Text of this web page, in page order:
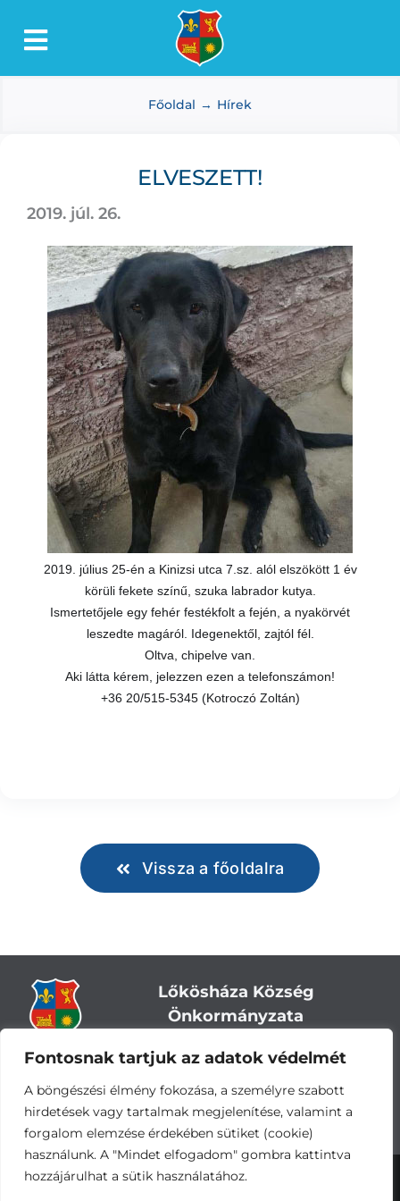
Fontosnak tartjuk az adatok védelmét
A böngészési élmény fokozása, a személyre szabott
hirdetések vagy tartalmak megjelenítése, valamint a
forgalom elemzése érdekében sütiket (cookie)
használunk. A "Mindet elfogadom" gombra kattintva
hozzájárulhat a sütik használatához.
Toggle
Lőkösháza
Dokumentumtár
Média
Választás
Főoldal Hírek
ELVESZETT!
2019. júl. 26.
2019. július 25-én a Kinizsi utca 7.sz. alól elszökött 1 év
körüli fekete színű, szuka labrador kutya.
Ismertetőjele egy fehér festékfolt a fején, a nyakörvét
leszedte magáról. Idegenektől, zajtól fél.
Oltva, chipelve van.
Aki látta kérem, jelezzen ezen a telefonszámon!
+36 20/515-5345 (Kotroczó Zoltán)
Vissza a főoldalra
Lőkösháza Község
Önkormányzata
Cím:5743 Lőkösháza, Eleki út 28.
Központi telefonszám:+36 66 244-244
E-mail: titkarsag@lokoshaza.hu
Hivatali Kapu: JZO28
Adatvédelemi nyilatkozat•